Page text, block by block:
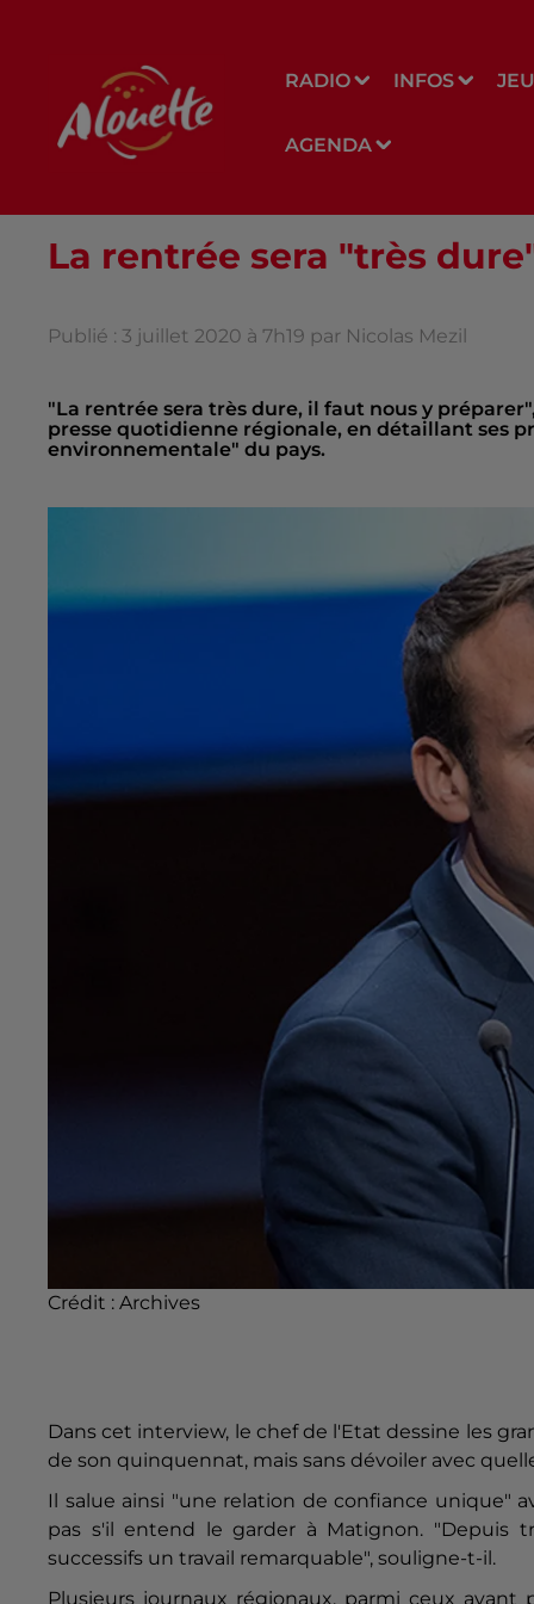
RADIO INFOS
AGENDA
La rentrée sera "très
Publié : 3 juillet 2020 à 7h19 par Nicolas Mezil
"La rentrée sera très dure, il faut nous y
presse quotidienne régionale, en détaillant ses
environnementale" du pays.
Crédit : Archives
Dans cet interview, le chef de l'Etat dessine les
de son quinquennat, mais sans dévoiler avec
Il salue ainsi "une relation de confiance unique"
pas s'il entend le garder à Matignon. "Depuis
successifs un travail remarquable", souligne-t-il.
Plusieurs journaux régionaux, parmi ceux